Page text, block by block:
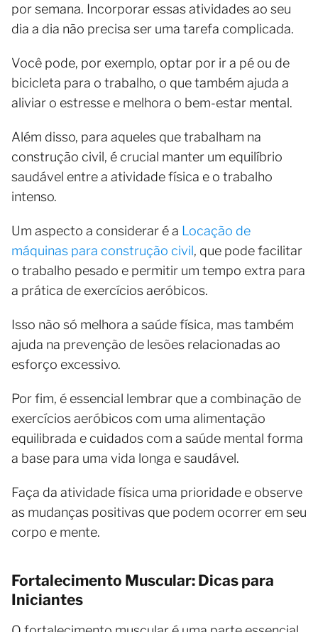
por semana. Incorporar essas atividades ao seu
dia a dia não precisa ser uma tarefa complicada.
Você pode, por exemplo, optar por ir a pé ou de
bicicleta para o trabalho, o que também ajuda a
aliviar o estresse e melhora o bem-estar mental.
Além disso, para aqueles que trabalham na
construção civil, é crucial manter um equilíbrio
saudável entre a atividade física e o trabalho
intenso.
Um aspecto a considerar é a Locação de
máquinas para construção civil, que pode facilitar
o trabalho pesado e permitir um tempo extra para
a prática de exercícios aeróbicos.
Isso não só melhora a saúde física, mas também
ajuda na prevenção de lesões relacionadas ao
esforço excessivo.
Por fim, é essencial lembrar que a combinação de
exercícios aeróbicos com uma alimentação
equilibrada e cuidados com a saúde mental forma
a base para uma vida longa e saudável.
Faça da atividade física uma prioridade e observe
as mudanças positivas que podem ocorrer em seu
corpo e mente.
Fortalecimento Muscular: Dicas para
Iniciantes